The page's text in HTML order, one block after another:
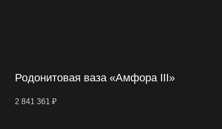
Родонитовая ваза «Амфора III»
2 841 361 ₽